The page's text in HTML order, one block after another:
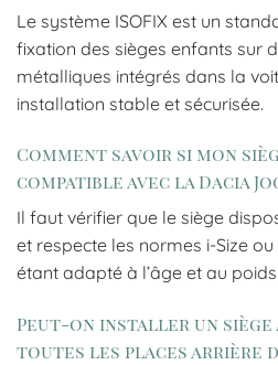
Le système ISOFIX est un
fixation des sièges enfants sur
métalliques intégrés dans la
installation stable et sécurisée.
Comment savoir si mon
compatible avec la Dacia
Il faut vérifier que le siège
et respecte les normes i-Size ou
étant adapté à l’âge et au poids
Peut-on installer un siège
toutes les places arrière